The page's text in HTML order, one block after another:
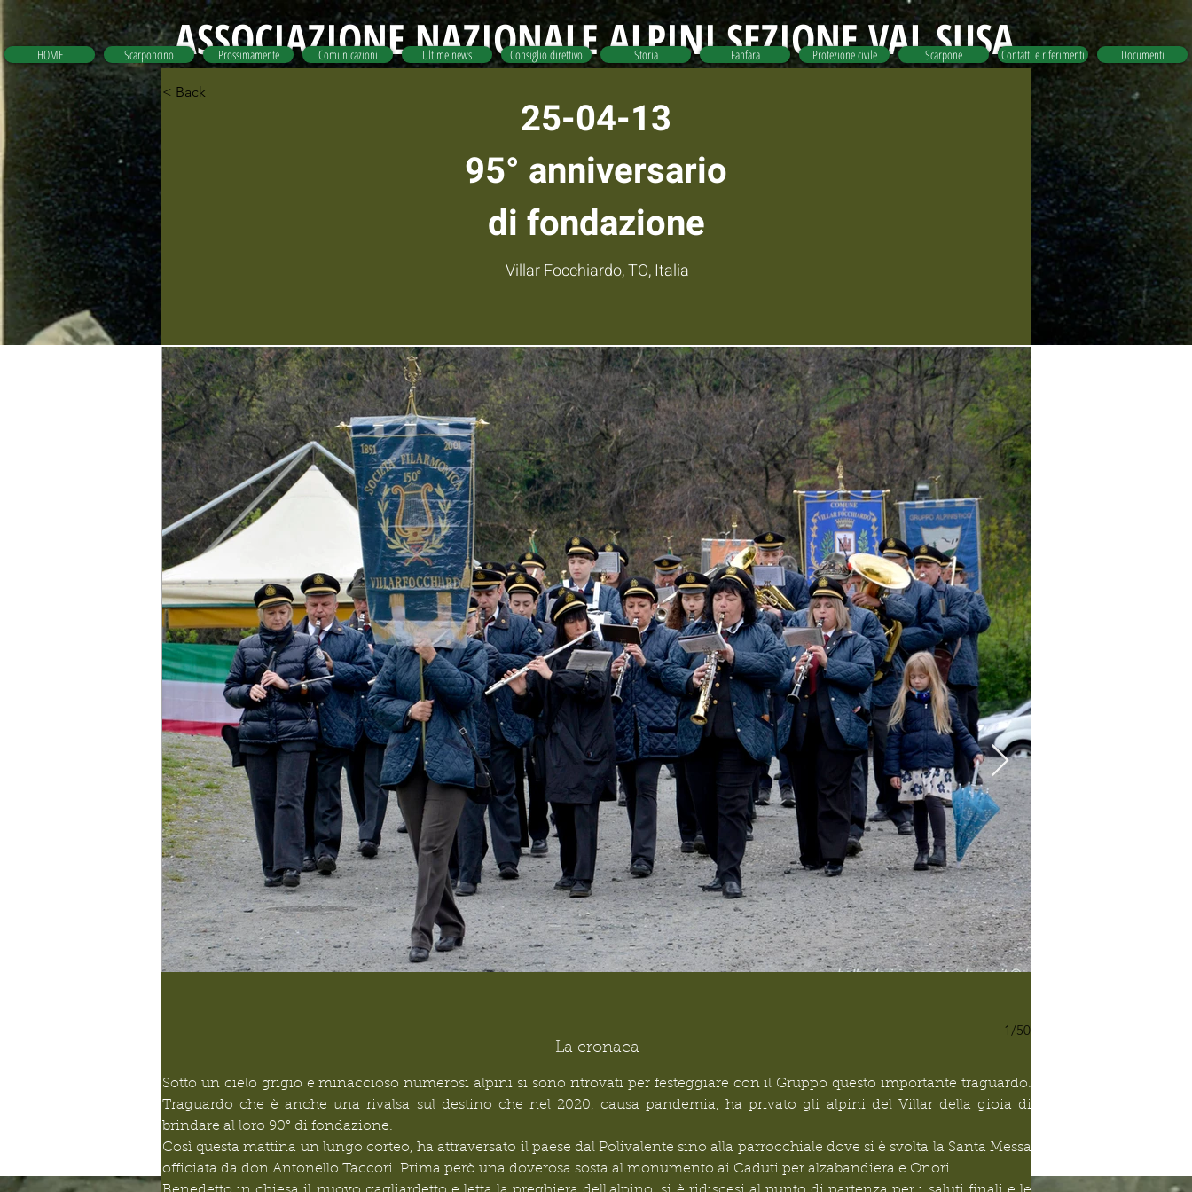
ASSOCIAZIONE NAZIONALE ALPINI SEZIONE VAL SUSA
< Back
25-04-13
95° anniversario
di fondazione
Villar Focchiardo, TO, Italia
1/50
La cronaca
Sotto un cielo grigio e minaccioso numerosi alpini si sono ritrovati per festeggiare con il Gruppo questo importante traguardo.
Traguardo che è anche una rivalsa sul destino che nel 2020, causa pandemia, ha privato gli alpini del Villar della gioia di
brindare al loro 90° di fondazione.
Così questa mattina un lungo corteo, ha attraversato il paese dal Polivalente sino alla parrocchiale dove si è svolta la Santa Messa
officiata da don Antonello Taccori. Prima però una doverosa sosta al monumento ai Caduti per alzabandiera e Onori.
HOME Scarponcino Prossimamente Comunicazioni Ultime news Consiglio direttivo Storia Fanfara Protezione civile Scarpone Contatti e riferimenti Documenti